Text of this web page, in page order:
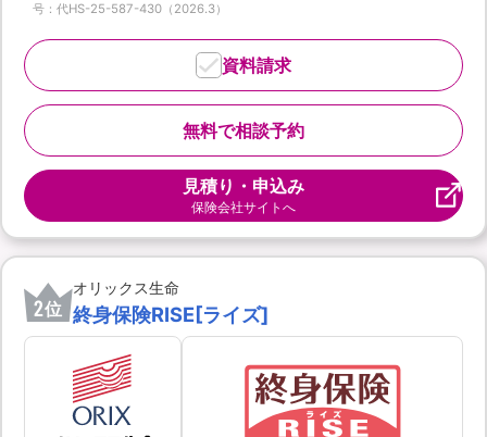
号：代HS-25-587-430（2026.3）
無料で相談予約
資料請求
見積り・申込み
保険会社サイトへ
2位
オリックス生命
終身保険RISE[ライズ]